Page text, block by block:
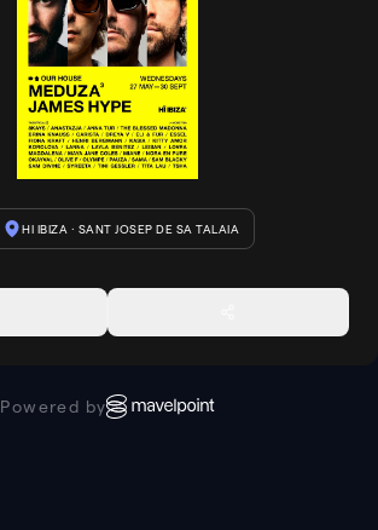
HI IBIZA · SANT JOSEP DE SA TALAIA
Powered by